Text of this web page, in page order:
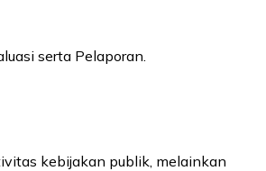
serta Pelaporan.
kebijakan publik, melainkan